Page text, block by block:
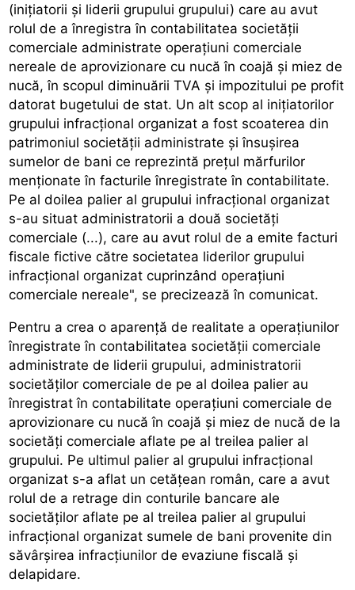
(inițiatorii și liderii grupului grupului) care au avut
rolul de a înregistra în contabilitatea societății
comerciale administrate operațiuni comerciale
nereale de aprovizionare cu nucă în coajă și miez de
nucă, în scopul diminuării TVA și impozitului pe profit
datorat bugetului de stat. Un alt scop al inițiatorilor
grupului infracțional organizat a fost scoaterea din
patrimoniul societății administrate și însușirea
sumelor de bani ce reprezintă prețul mărfurilor
menționate în facturile înregistrate în contabilitate.
Pe al doilea palier al grupului infracțional organizat
s-au situat administratorii a două societăți
comerciale (...), care au avut rolul de a emite facturi
fiscale fictive către societatea liderilor grupului
infracțional organizat cuprinzând operațiuni
comerciale nereale", se precizează în comunicat.
Pentru a crea o aparență de realitate a operațiunilor
înregistrate în contabilitatea societății comerciale
administrate de liderii grupului, administratorii
societăților comerciale de pe al doilea palier au
înregistrat în contabilitate operațiuni comerciale de
aprovizionare cu nucă în coajă și miez de nucă de la
societăți comerciale aflate pe al treilea palier al
grupului. Pe ultimul palier al grupului infracțional
organizat s-a aflat un cetățean român, care a avut
rolul de a retrage din conturile bancare ale
societăților aflate pe al treilea palier al grupului
infracțional organizat sumele de bani provenite din
săvârșirea infracțiunilor de evaziune fiscală și
delapidare.